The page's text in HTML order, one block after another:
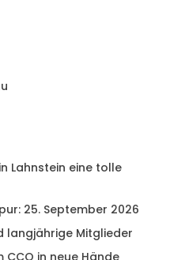
Lahnstein eine tolle
25. September 2026
langjährige Mitglieder
in neue Hände